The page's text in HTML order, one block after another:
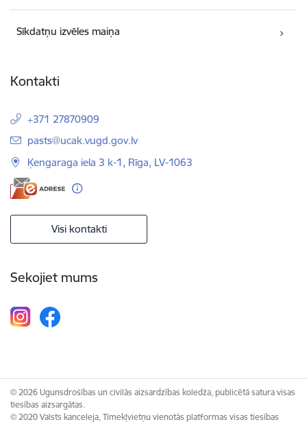
Sīkdatņu izvēles maiņa
Kontakti
+371 27870909
E-pasts:
pasts@ucak.vugd.gov.lv
Ķengaraga iela 3 k-1, Rīga, LV-1063
Visi kontakti
Sekojiet mums
© 2026 Ugunsdrošības un civilās aizsardzības koledža, publicētā satura visas
tiesības aizsargātas.
© 2020 Valsts kanceleja, Tīmekļvietņu vienotās platformas visas tiesības